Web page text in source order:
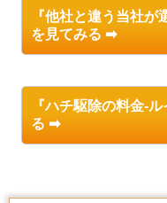
『他社と違う当社
を見てみる ➡
『ハチ駆除の料金-
る ➡